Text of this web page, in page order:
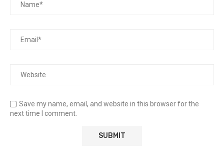
Save my name, email, and website in this browser for the
next time I comment.